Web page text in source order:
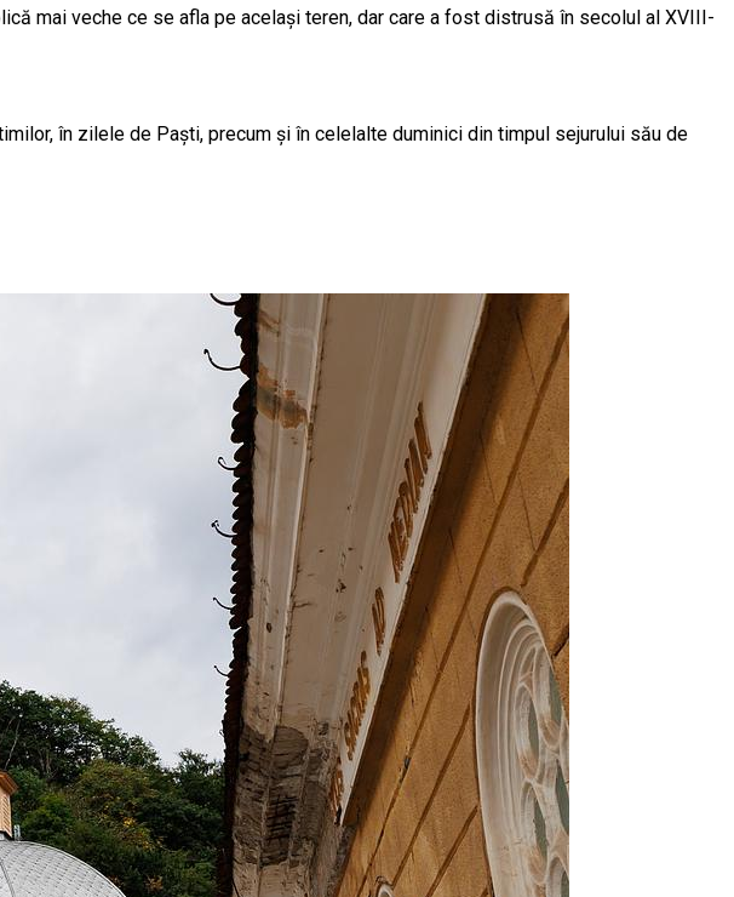
mai veche ce se afla pe același teren, dar care a fost distrusă în secolul al XVIII-
în zilele de Paști, precum și în celelalte duminici din timpul sejurului său de